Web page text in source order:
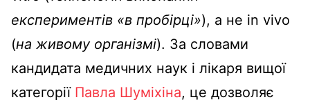
експериментів «в пробірці»), а не in vivo
(на живому організмі). За словами
кандидата медичних наук і лікаря вищої
категорії Павла Шуміхіна, це дозволяє